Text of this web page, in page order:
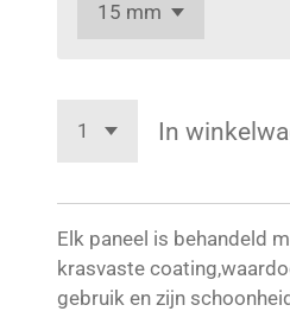
In
Elk paneel is behandeld
krasvaste
gebruik en zijn